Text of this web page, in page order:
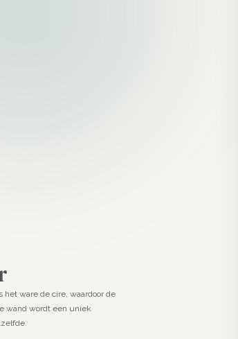
het ware de cire, waardoor de
wand wordt een uniek